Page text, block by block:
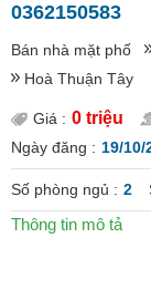
0362150583
Bán nhà mặt phố
Hoà Thuận Tây
Giá : 0 triệu
Ngày đăng : 19/10/
Số phòng ngủ : 2
Thông tin mô tả